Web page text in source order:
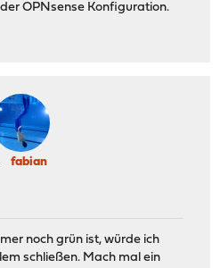
OPNsense Konfiguration.
fabian
noch grün ist, würde ich
schließen. Mach mal ein